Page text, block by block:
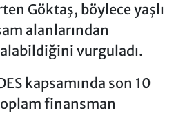
Göktaş, böylece yaşlı
alanlarından
vurguladı.
kapsamında son 10
finansman